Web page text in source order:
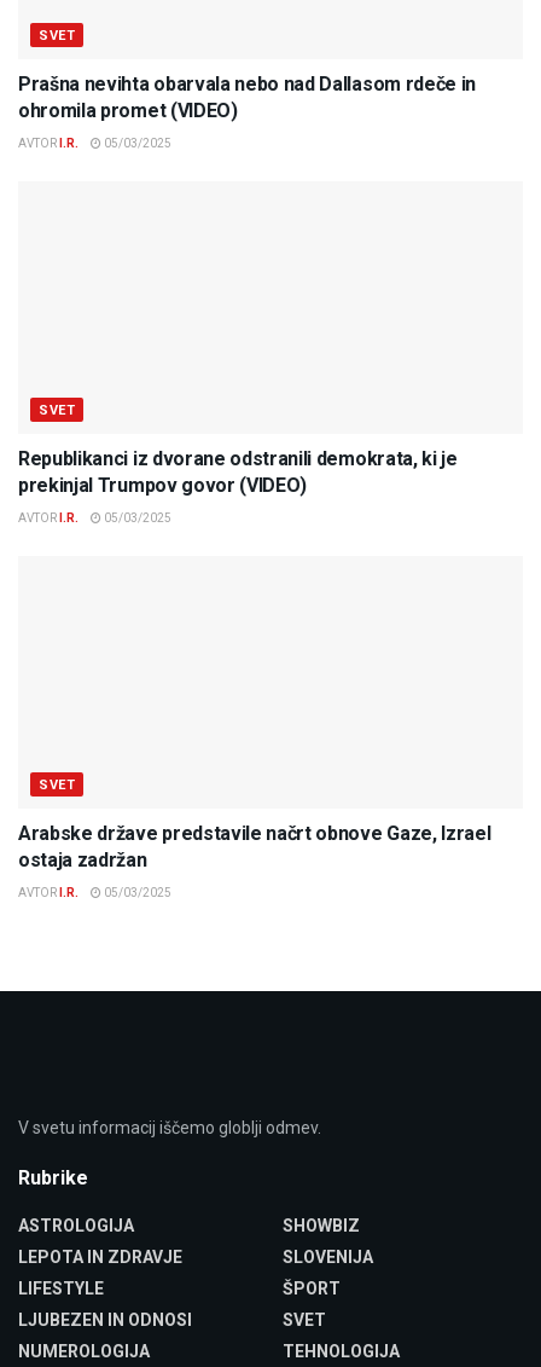
SVET
Prašna nevihta obarvala nebo nad Dallasom rdeče in
ohromila promet (VIDEO)
AVTOR I.R. 05/03/2025
SVET
Republikanci iz dvorane odstranili demokrata, ki je
prekinjal Trumpov govor (VIDEO)
AVTOR I.R. 05/03/2025
SVET
Arabske države predstavile načrt obnove Gaze, Izrael
ostaja zadržan
AVTOR I.R. 05/03/2025
V svetu informacij iščemo globlji odmev.
Rubrike
ASTROLOGIJA
LEPOTA IN ZDRAVJE
LIFESTYLE
LJUBEZEN IN ODNOSI
NUMEROLOGIJA
SHOWBIZ
SLOVENIJA
ŠPORT
SVET
TEHNOLOGIJA